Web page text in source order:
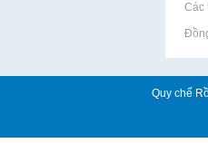
Rao vặt tại
Rao vặt tại
Quy chế